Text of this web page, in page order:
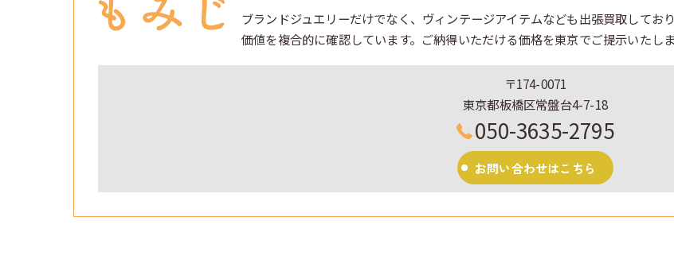
ブランドジュエリーだけでなく、ヴィンテージアイテムなども出張買取してお
価値を複合的に確認しています。ご納得いただける価格を東京でご提示いたしま
〒174-0071
東京都板橋区常盤台4-7-18
050-3635-2795
お問い合わせはこちら